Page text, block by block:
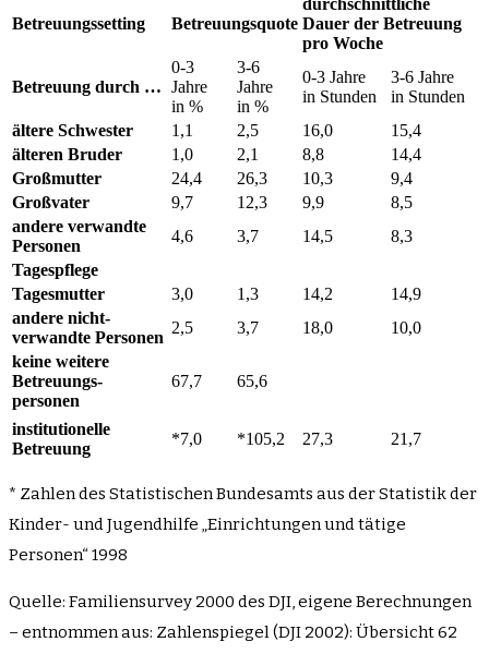
Betreuungssetting Betreuungsquote Dauer der Betreuung
pro Woche
Betreuung durch …
0-3
Jahre
in %
3-6
Jahre
in %
0-3 Jahre
in Stunden
3-6 Jahre
in Stunden
ältere Schwester
1,1 2,5 16,0
15,4
älteren Bruder
1,0 2,1 8,8
14,4
Großmutter
24,4 26,3 10,3
9,4
Großvater
9,7 12,3 9,9
8,5
andere verwandte
Personen
4,6 3,7 14,5
8,3
Tagespflege
Tagesmutter
3,0 1,3 14,2
14,9
andere nicht-
verwandte Personen
2,5 3,7 18,0
10,0
keine weitere
Betreuungs-
personen
67,7 65,6
institutionelle
Betreuung
*7,0 *105,2 27,3 21,7
* Zahlen des Statistischen Bundesamts aus der Statistik der
Kinder- und Jugendhilfe „Einrichtungen und tätige
Personen“ 1998
Quelle: Familiensurvey 2000 des DJI, eigene Berechnungen
– entnommen aus: Zahlenspiegel (DJI 2002): Übersicht 62